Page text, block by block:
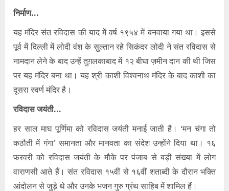
निर्माण…
यह मंदिर संत रविदास की याद में वर्ष १९५४ में बनवाया गया था। इससे
पूर्व में दिल्ली में लोदी वंश के सुल्तान रहे सिकंदर लोदी ने संत रविदास से
नामदान लेने के बाद उन्हें तुग़लकाबाद में १२ बीघा ज़मीन दान की थी जिस
पर यह मंदिर बना था। यह श्री काशी विश्वनाथ मंदिर के बाद काशी का
दूसरा स्वर्ण मंदिर है।
रविदास जयंती…
हर साल माघ पूर्णिमा को रविदास जयंती मनाई जाती है। ‘मन चंगा तो
कठौती में गंगा’ समानता और मानवता का संदेश उन्होंने दिया था। १६
फरवरी को रविदास जयंती के मौके पर पंजाब से बड़ी संख्या में लोग
वाराणसी आते हैं। संत रविदास १५वीं से १६वीं शताब्दी के दौरान भक्ति
आंदोलन से जुड़े थे और उनके भजन गुरु ग्रंथ साहिब में शामिल हैं।